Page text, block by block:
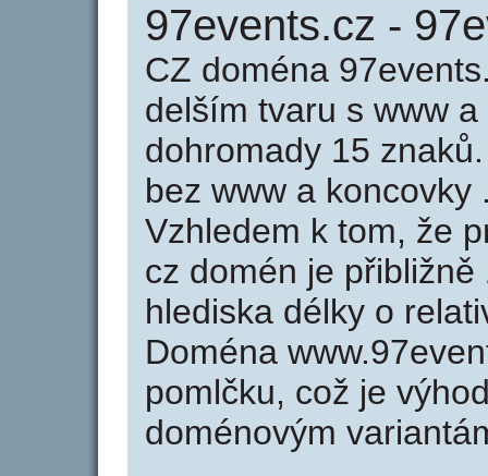
97events.cz -
CZ doména
delším tvaru s www
dohromady 15
bez www a
Vzhledem k tom, že
cz domén je
hlediska délky o
Doména
pomlčku, což je
doménovým